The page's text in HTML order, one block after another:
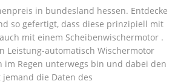
in bundesland hessen. Entdecke
so gefertigt, dass diese prinzipiell mit
mit einem Scheibenwischermotor .
Leistung-automatisch Wischermotor
im Regen unterwegs bin und dabei den
die Daten des